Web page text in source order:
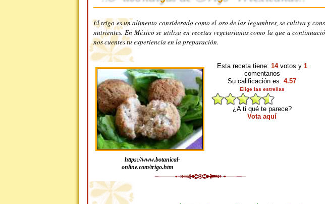
El trigo es un alimento considerado como el oro de las legumbres, se cultiva y
nutrientes. En México se utiliza en recetas vegetarianas como la que a
nos cuentes tu experiencia en la preparación.
https://www.botanical-
online.com/trigo.htm
Esta receta tiene: 14votos y 1
comentarios
Su calificación es: 4.57
Elige las estrellas
¿A ti qué te parece?
Vota aquí